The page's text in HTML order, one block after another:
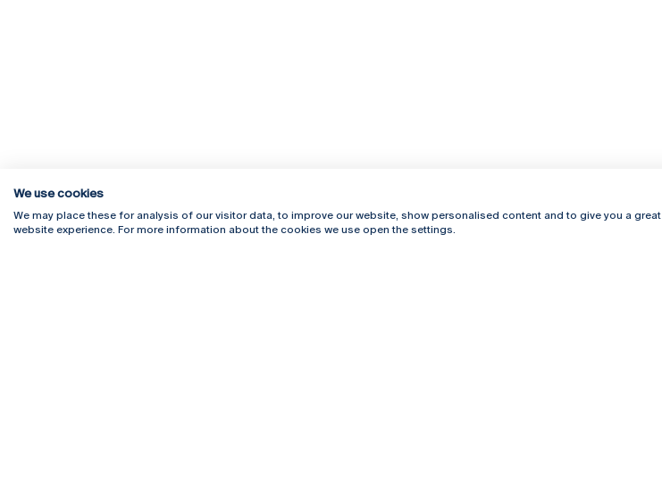
Rua Diogo Botelho 1327
Campus Online
We use cookies
We may place these for analysis of our visitor data, to improve our website, show personalised content and to give you a great
website experience. For more information about the cookies we use open the settings.